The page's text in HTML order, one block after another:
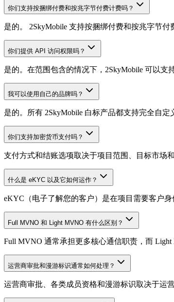
你们支持按捆绑付费和按兆字节付费计费吗？
是的。 2SkyMobile 支持按捆绑付费和按兆字节
你们提供 API 访问权限吗？
是的。在范围包含的情况下，2SkyMobile 可以
我可以使用自己的品牌吗？
是的。所有 2SkyMobile 白标产品都支持完全自
你们支持加密货币支付吗？
支付方式和结账选项取决于项目范围、目标市场
什么是 eKYC 以及它如何运作？
eKYC（电子了解您的客户）是在项目需要客户
Full MVNO 和 Light MVNO 有什么区别？
Full MVNO 通常承担更多核心通信职责，而
运营商审批和漫游标识通常如何处理？
运营商审批、各类成员资格和漫游标识取决于运